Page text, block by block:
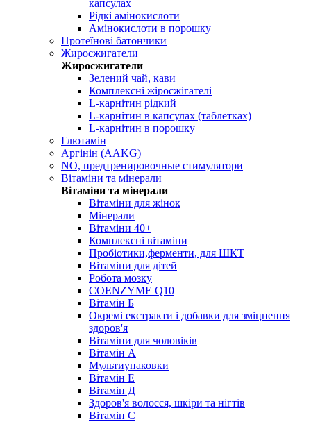
капсулах
Рідкі амінокислоти
Амінокислоти в порошку
Протеїнові батончики
Жиросжигатели
Жиросжигатели
Зелений чай, кави
Комплексні жіросжігателі
L-карнітин рідкий
L-карнітин в капсулах (таблетках)
L-карнітин в порошку
Глютамін
Аргінін (AAKG)
NO, предтренировочные стимулятори
Вітаміни та мінерали
Вітаміни та мінерали
Вітаміни для жінок
Мінерали
Вітаміни 40+
Комплексні вітаміни
Пробіотики,ферменти, для ШКТ
Вітаміни для дітей
Робота мозку
COENZYME Q10
Вітамін Б
Окремі екстракти і добавки для зміцнення
здоров'я
Вітаміни для чоловіків
Вітамін А
Мультиупаковки
Вітамін Е
Вітамін Д
Здоров'я волосся, шкіри та нігтів
Вітамін С